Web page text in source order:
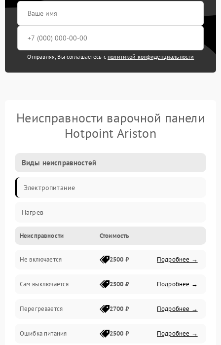
Отправляя, Вы соглашаетесь с политикой конфиденциальности
Неисправности варочной панели
Hotpoint Ariston
Виды неисправностей
Электропитание
Нагрев
Неисправности Стоимость
Не включается 2500 ₽ Подробнее →
Сам выключается 2500 ₽ Подробнее →
Перегревается 2700 ₽ Подробнее →
Ошибка питания 2500 ₽ Подробнее →